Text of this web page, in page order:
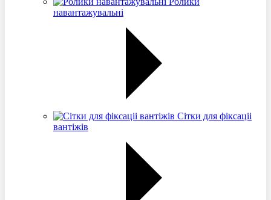
навантажувальні
Сітки для фіксаціі
вантіжів